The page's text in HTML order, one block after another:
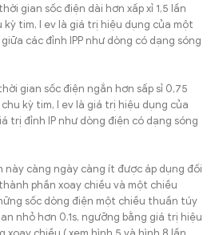
gian sốc điện dài hơn xấp xỉ 1,5 lần
tim, I ev là giá trị hiệu dụng của một
các đỉnh IPP như dòng có dạng sóng
gian sốc điện ngắn hơn sấp sỉ 0,75
kỳ tim, I ev là giá trị hiệu dụng của
trị đỉnh IP như dòng điện có dạng sóng
này càng ngày càng ít được áp dụng đối
phần xoay chiều và một chiều
sốc dòng điện một chiều thuần túy
nhỏ hơn 0.1s, ngưỡng bằng giá trị hiệu